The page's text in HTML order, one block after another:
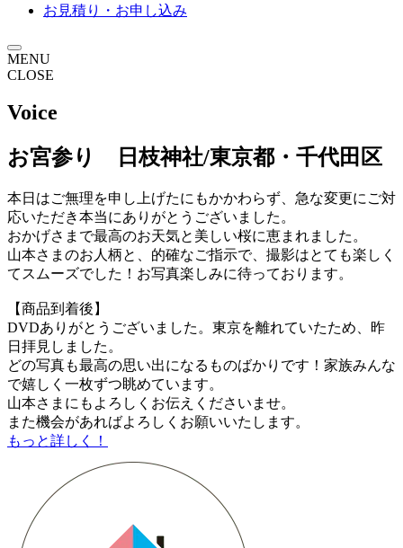
お見積り・お申し込み
MENU
CLOSE
Voice
お宮参り 日枝神社/東京都・千代田区
本日はご無理を申し上げたにもかかわらず、急な変更にご対
応いただき本当にありがとうございました。
おかげさまで最高のお天気と美しい桜に恵まれました。
山本さまのお人柄と、的確なご指示で、撮影はとても楽しく
てスムーズでした！お写真楽しみに待っております。
【商品到着後】
DVDありがとうございました。東京を離れていたため、昨
日拝見しました。
どの写真も最高の思い出になるものばかりです！家族みんな
で嬉しく一枚ずつ眺めています。
山本さまにもよろしくお伝えくださいませ。
また機会があればよろしくお願いいたします。
もっと詳しく！